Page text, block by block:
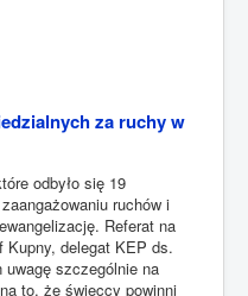
za ruchy w
odbyło się 19
ruchów i
Referat na
Kupny, delegat KEP ds.
uwagę szczególnie na
to, że świeccy powinni